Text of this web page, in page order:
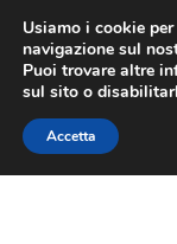
Lun-
Vai
alla
navigazione
Vai
al
contenuto
Usiamo i cookie
navigazione sul
Puoi trovare altre
sul sito o
Accetta